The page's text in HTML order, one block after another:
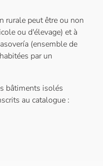
rurale peut être ou non
ou d'élevage) et à
(ensemble de
par un
bâtiments isolés
au catalogue :